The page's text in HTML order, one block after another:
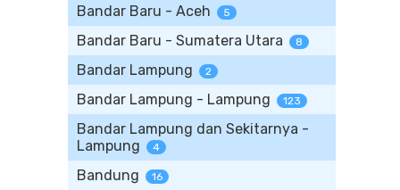
Bandar Baru - Aceh 5
Bandar Baru - Sumatera Utara 8
Bandar Lampung 2
Bandar Lampung - Lampung 123
Bandar Lampung dan Sekitarnya -
Lampung
4
Bandung 16